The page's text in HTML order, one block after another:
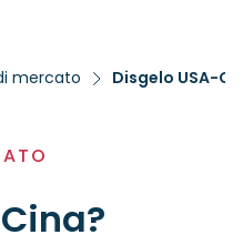
mercato Disgelo USA-